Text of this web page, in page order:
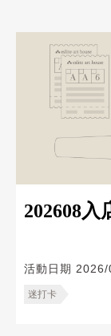
202608
活動日期 2026/
迷打卡